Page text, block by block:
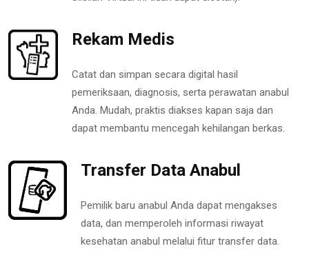
Rekam Medis
Catat dan simpan secara digital hasil
pemeriksaan, diagnosis, serta perawatan anabul
Anda. Mudah, praktis diakses kapan saja dan
dapat membantu mencegah kehilangan berkas.
Transfer Data Anabul
Pemilik baru anabul Anda dapat mengakses
data, dan memperoleh informasi riwayat
kesehatan anabul melalui fitur transfer data.